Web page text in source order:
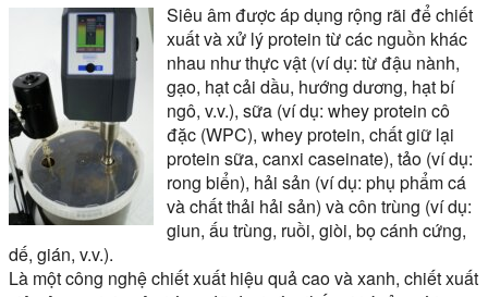
Siêu âm được áp dụng rộng rãi để chiết
xuất và xử lý protein từ các nguồn khác
nhau như thực vật (ví dụ: từ đậu nành,
gạo, hạt cải dầu, hướng dương, hạt bí
ngô, v.v.), sữa (ví dụ: whey protein cô
đặc (WPC), whey protein, chất giữ lại
protein sữa, canxi caseinate), tảo (ví dụ:
rong biển), hải sản (ví dụ: phụ phẩm cá
và chất thải hải sản) và côn trùng (ví dụ:
giun, ấu trùng, ruồi, giòi, bọ cánh cứng,
dế, gián, v.v.).
Là một công nghệ chiết xuất hiệu quả cao và xanh, chiết xuất